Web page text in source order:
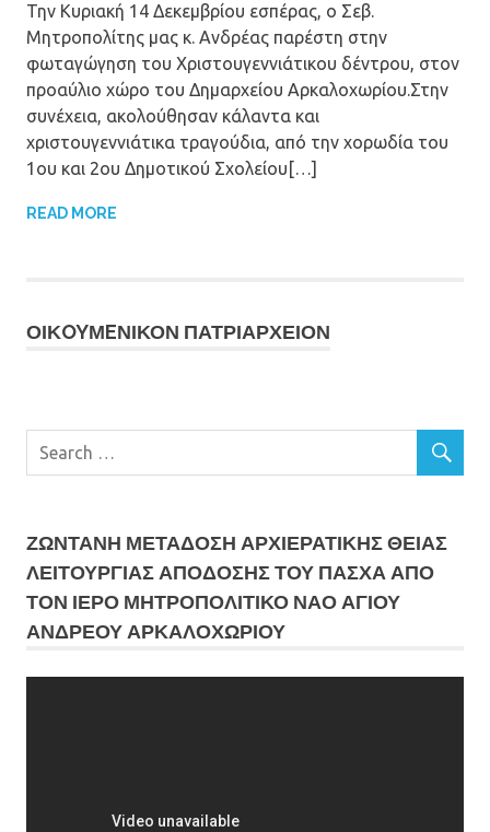
Την Κυριακή 14 Δεκεμβρίου εσπέρας, ο Σεβ.
Μητροπολίτης μας κ. Ανδρέας παρέστη στην
φωταγώγηση του Χριστουγεννιάτικου δέντρου, στον
προαύλιο χώρο του Δημαρχείου Αρκαλοχωρίου.Στην
συνέχεια, ακολούθησαν κάλαντα και
χριστουγεννιάτικα τραγούδια, από την χορωδία του
1ου και 2ου Δημοτικού Σχολείου[…]
READ MORE
ΟΙΚOYΜEΝΙΚΟΝ ΠΑΤΡΙΑΡΧΕΙΟΝ
ΖΩΝΤΑΝΗ ΜΕΤΆΔΟΣΗ ΑΡΧΙΕΡΑΤΙΚΗΣ ΘΕΙΑΣ
ΛΕΙΤΟΥΡΓΙΑΣ ΑΠΟΔΟΣΗΣ ΤΟΥ ΠΑΣΧΑ ΑΠΟ
ΤΟΝ ΙΕΡΟ ΜΗΤΡΟΠΟΛΙΤΙΚΟ ΝΑΟ ΑΓΙΟΥ
ΑΝΔΡΕΟΥ ΑΡΚΑΛΟΧΩΡΙΟΥ